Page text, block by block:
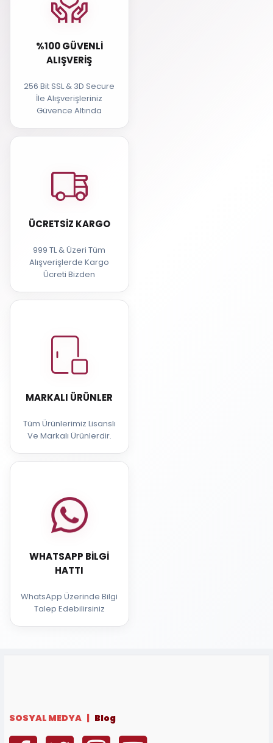
%100 GÜVENLI
ALIŞVERIŞ
256 Bit SSL & 3D Secure
İle Alışverişleriniz
Güvence Altında
ÜCRETSIZ KARGO
999 TL & Üzeri Tüm
Alışverişlerde Kargo
Ücreti Bizden
MARKALI ÜRÜNLER
Tüm Ürünlerimiz Lisanslı
Ve Markalı Ürünlerdir.
WHATSAPP BILGI
HATTI
WhatsApp Üzerinde Bilgi
Talep Edebilirsiniz
SOSYAL MEDYA | Blog